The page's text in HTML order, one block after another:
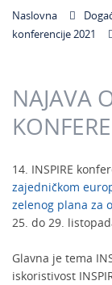
Naslovna
konferencije 2021
NAJAVA
14. INSPIRE
zajedničkom
zelenog plana za
25. do 29.
Glavna je tema
iskoristivost